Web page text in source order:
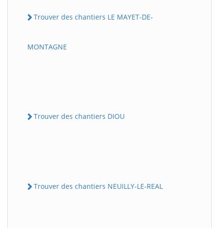
Trouver des chantiers LE MAYET-DE-
MONTAGNE
Trouver des chantiers DIOU
Trouver des chantiers NEUILLY-LE-REAL